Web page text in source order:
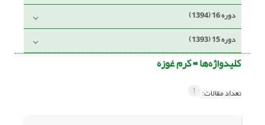
دوره 16 (1394)
دوره 15 (1393)
کلیدواژه‌ها =کرم غوزه
تعداد مقالات: 1